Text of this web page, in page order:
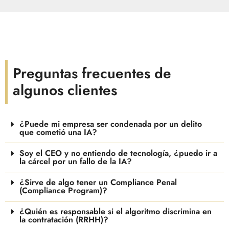
Preguntas frecuentes de
algunos clientes
¿Puede mi empresa ser condenada por un delito
que cometió una IA?
Soy el CEO y no entiendo de tecnología, ¿puedo ir a
la cárcel por un fallo de la IA?
¿Sirve de algo tener un Compliance Penal
(Compliance Program)?
¿Quién es responsable si el algoritmo discrimina en
la contratación (RRHH)?